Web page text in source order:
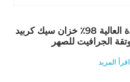
الشركة المصنعة للجودة العالية 98٪ خزان سيك كربيد
اقرأ المزيد